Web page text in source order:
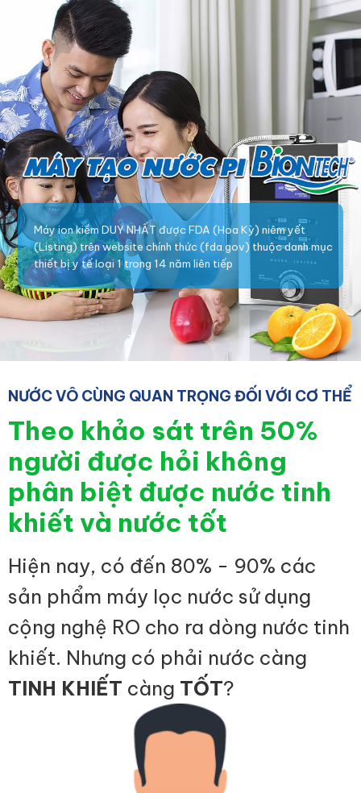
Máy ion kiềm DUY NHẤT được FDA (Hoa Kỳ) niêm yết
(Listing) trên website chính thức (fda.gov) thuộc danh mục
thiết bị y tế loại 1 trong 14 năm liên tiếp
NƯỚC VÔ CÙNG QUAN TRỌNG ĐỐI VỚI CƠ THỂ
Theo khảo sát trên 50%
người được hỏi không
phân biệt được nước tinh
khiết và nước tốt
Hiện nay, có đến 80% - 90% các
sản phẩm máy lọc nước sử dụng
cộng nghệ RO cho ra dòng nước tinh
khiết. Nhưng có phải nước càng
TINH KHIẾT càng TỐT?